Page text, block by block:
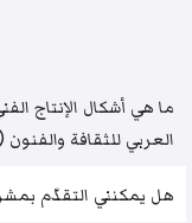
ما هي أشكال الإنتاج
العربي للثقافة
هل يمكنني التقدّم